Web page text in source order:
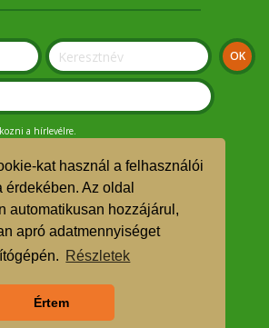
kat használ a felhasználói
Az oldal
automatikusan hozzájárul,
apró adatmennyiséget
Részletek
Értem
a hírlevélre.
Kosár Közösség 2019.
GDPR
TMR
Árgarancia